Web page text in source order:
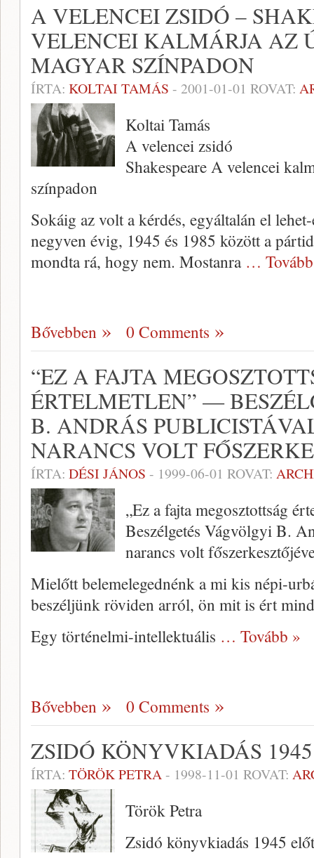
A VELENCEI ZSIDÓ –
VELENCEI KALMÁRJA AZ
MAGYAR SZÍNPADON
ÍRTA: KOLTAI TAMÁS - 2001-01-01 ROVAT:
Koltai Tamás
A velencei zsidó
Shakespeare A velencei
színpadon
Sokáig az volt a kérdés, egyáltalán el
negyven évig, 1945 és 1985 között a
mondta rá, hogy nem. Mostanra …
Bővebben 0 Comments
“EZ A FAJTA
ÉRTELMETLEN” —
B. ANDRÁS
NARANCS VOLT
ÍRTA: DÉSI JÁNOS - 1999-06-01 ROVAT:
„Ez a fajta megosztottság
Beszélgetés Vágvölgyi B.
narancs volt
Mielőtt belemelegednénk a mi kis né­pi-
beszéljünk röviden arról, ön mit is ért
Egy történelmi-intellektuális … Tovább »
Bővebben 0 Comments
ZSIDÓ KÖNYVKIADÁS
ÍRTA: TÖRÖK PETRA- 1998-11-01 ROVAT:
Török Petra
Zsidó könyvkiadás 1945